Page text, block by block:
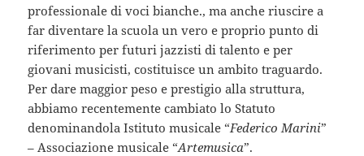
professionale di voci bianche., ma anche riuscire a
far diventare la scuola un vero e proprio punto di
riferimento per futuri jazzisti di talento e per
giovani musicisti, costituisce un ambito traguardo.
Per dare maggior peso e prestigio alla struttura,
abbiamo recentemente cambiato lo Statuto
denominandola Istituto musicale “Federico Marini”
– Associazione musicale “Artemusica”.